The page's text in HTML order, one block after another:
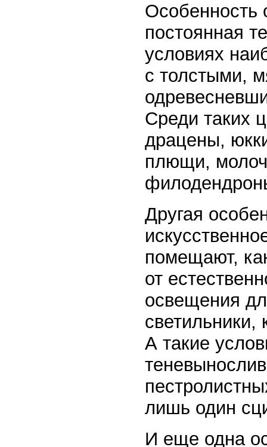
Особенность
постоянная
условиях
с толстыми,
Среди таких
драцены,
плющи,
Другая
помещают,
от
освещения
А такие
лишь один
И еще одна